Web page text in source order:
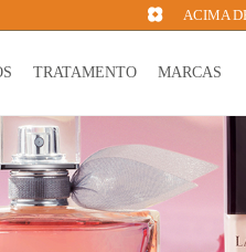
ACIMA
TRATAMENTO MARCAS